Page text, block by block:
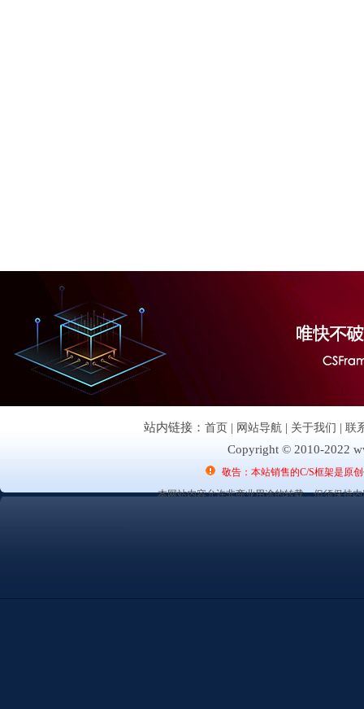
站内链接： 首页 | 网站导航 | 关于我们 | 联
Copyright © 2010-2022
敬告：本站销售的C/S框架是原
本网站内容允许非商业用途的转载，但须保持